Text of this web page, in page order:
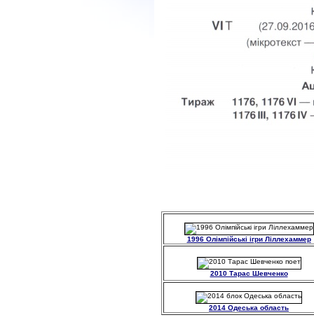
1996 Олімпійські ігри Ліллехаммер
2010 Тарас Шевченко
2014 Одеська область